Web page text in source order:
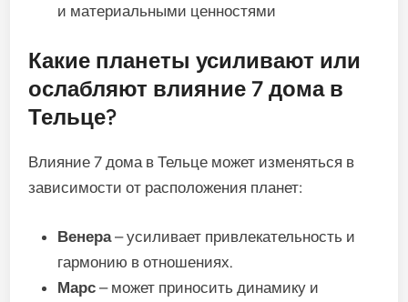
и материальными ценностями
Какие планеты усиливают или
ослабляют влияние 7 дома в
Тельце?
Влияние 7 дома в Тельце может изменяться в
зависимости от расположения планет:
Венера– усиливает привлекательность и
гармонию в отношениях.
Марс – может приносить динамику и